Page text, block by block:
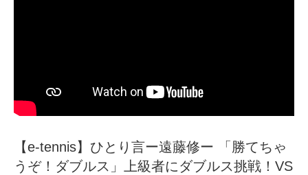
【e-tennis】ひとり言ー遠藤修ー 「勝てちゃ
うぞ！ダブルス」上級者にダブルス挑戦！VS